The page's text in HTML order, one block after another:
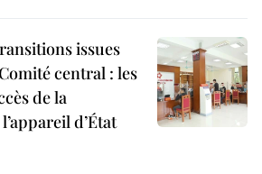
issues
central : les
de la
d’État